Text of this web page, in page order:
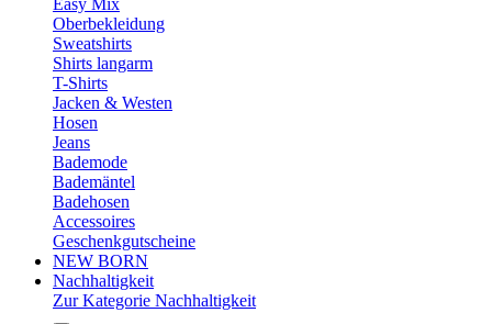
Easy Mix
Oberbekleidung
Sweatshirts
Shirts langarm
T-Shirts
Jacken & Westen
Hosen
Jeans
Bademode
Bademäntel
Badehosen
Accessoires
Geschenkgutscheine
NEW BORN
Nachhaltigkeit
Zur Kategorie Nachhaltigkeit